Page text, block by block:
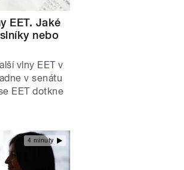
EET. Jaké
nebo
vlny EET v
v senátu
EET dotkne
4 minuty